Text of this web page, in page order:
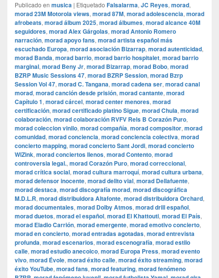
Publicado en musica | Etiquetado Falsalarma, JC Reyes, morad,
morad 23M Motorola views, morad 87M, morad adolescencia, morad
afrobeats, morad álbum 2025, morad álbumes, morad alcance 40M
seguidores, morad Alex Gárgolas, morad Antonio Romero
narración, morad apoyo fans, morad artista español más
escuchado Europa, morad asociación Bizarrap, morad autenticidad,
morad Banda, morad barrio, morad barrio hospitalet, morad barrio
marginal, morad Beny Jr, morad Bizarrap, morad Bobo, morad
BZRP Music Sessions 47, morad BZRP Session, morad Bzrp
Session Vol 47, morad C. Tangana, morad cadena ser, morad canal
morad, morad canción desde prisión, morad cantante, morad
Capítulo 1, morad cárcel, morad center menores, morad
certificación, morad certificado platino Sigue, morad Chula, morad
colaboración, morad colaboración RVFV Rels B Corazón Puro,
morad coleccion vinilo, morad compañía, morad compositor, morad
comunidad, morad conciencia, morad conciencia colectiva, morad
concierto mapping, morad concierto Sant Jordi, morad concierto
WiZink, morad conciertos llenos, morad Contento, morad
controversia legal., morad Corazón Puro, morad correccional,
morad crítica social, morad cultura marroquí, morad cultura urbana,
morad defensor inocente, morad delito vial, morad Dellafuente,
morad destaca, morad discografía morad, morad discográfica
M.D.L.R, morad distribuidora Altafonte, morad distribuidora Orchard,
morad documentales, morad Dolby Atmos, morad drill español,
morad duetos, morad el español, morad El Khattouti, morad El País,
morad Eladio Carrión, morad emergente, morad emotivo concierto,
morad en concierto, morad entradas agotadas, morad entrevista
profunda, morad escenarios, morad escenografía, morad estilo
calle, morad estudio anecoico, morad Europa Press, morad evento
vivo, morad Évole, morad éxito calle, morad éxito streaming, morad
éxito YouTube, morad fans, morad featuring, morad fenómeno